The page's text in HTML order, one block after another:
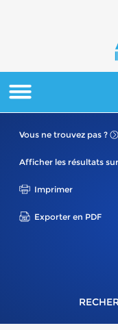
Vous ne trouvez pas ?
Afficher les résultats
Imprimer
Exporter en PDF